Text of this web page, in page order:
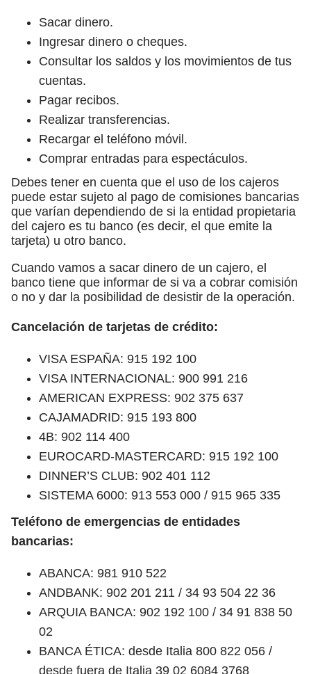
Sacar dinero.
Ingresar dinero o cheques.
Consultar los saldos y los movimientos de tus
cuentas.
Pagar recibos.
Realizar transferencias.
Recargar el teléfono móvil.
Comprar entradas para espectáculos.
Debes tener en cuenta que el uso de los cajeros
puede estar sujeto al pago de comisiones bancarias
que varían dependiendo de si la entidad propietaria
del cajero es tu banco (es decir, el que emite la
tarjeta) u otro banco.
Cuando vamos a sacar dinero de un cajero, el
banco tiene que informar de si va a cobrar comisión
o no y dar la posibilidad de desistir de la operación.
Cancelación de tarjetas de crédito:
VISA ESPAÑA: 915 192 100
VISA INTERNACIONAL: 900 991 216
AMERICAN EXPRESS: 902 375 637
CAJAMADRID: 915 193 800
4B: 902 114 400
EUROCARD-MASTERCARD: 915 192 100
DINNER’S CLUB: 902 401 112
SISTEMA 6000: 913 553 000 / 915 965 335
Teléfono de emergencias de entidades
bancarias:
ABANCA: 981 910 522
ANDBANK: 902 201 211 / 34 93 504 22 36
ARQUIA BANCA: 902 192 100 / 34 91 838 50
02
BANCA ÉTICA: desde Italia 800 822 056 /
desde fuera de Italia 39 02 6084 3768